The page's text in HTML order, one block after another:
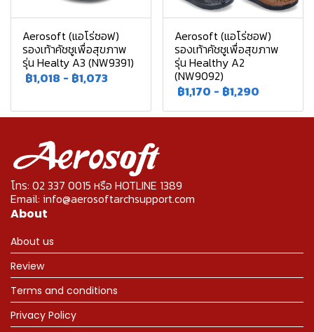
Aerosoft (แอโร่ซอฟ)
รองเท้าคัชชูเพื่อสุขภาพ
รุ่น Healty A3 (NW9391)
฿1,018 - ฿1,073
Aerosoft (แอโร่ซอฟ)
รองเท้าคัชชูเพื่อสุขภาพ
รุ่น Healthy A2
(NW9092)
฿1,170 - ฿1,290
โทร: 02 337 0015 หรือ HOTLINE 1389
Email: info@aerosoftarchsupport.com
About
About us
Review
Terms and conditions
Privacy Policy